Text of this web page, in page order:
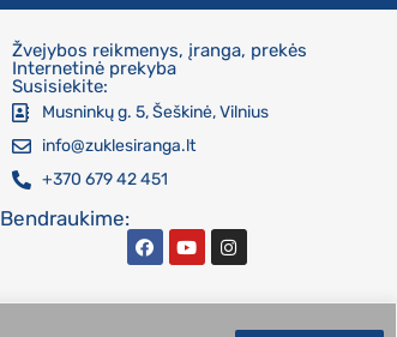
Žvejybos reikmenys, įranga, prekės
Internetinė prekyba
Susisiekite:
Musninkų g. 5, Šeškinė, Vilnius
info@zuklesiranga.lt
+370 679 42 451
Bendraukime: